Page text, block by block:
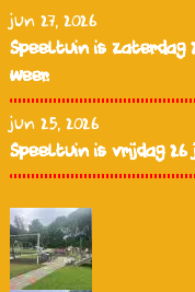
jun 27, 2026
Speeltuin is zaterdag
weer.
jun 25, 2026
Speeltuin is vrijdag 26